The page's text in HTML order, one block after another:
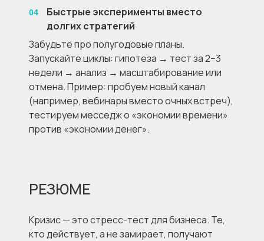
Быстрые эксперименты вместо
долгих стратегий
Забудьте про полугодовые планы.
Запускайте циклы: гипотеза → тест за 2−3
недели → анализ → масштабирование или
отмена. Пример: пробуем новый канал
(например, вебинары вместо очных встреч),
тестируем месседж о «экономии времени»
против «экономии денег».
04
РЕЗЮМЕ
Кризис — это стресс-тест для бизнеса. Те,
кто действует, а не замирает, получают